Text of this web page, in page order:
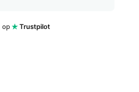
op Trustpilot